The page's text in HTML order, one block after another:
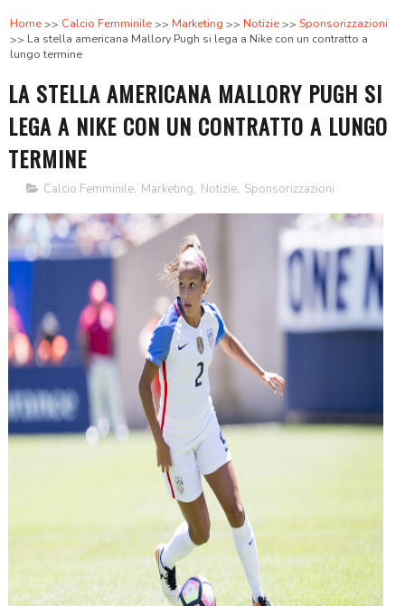
Home Calcio Femminile Marketing Notizie
Sponsorizzazioni
La stella americana Mallory Pugh si lega a Nike con un contratto a
lungo termine
LA STELLA AMERICANA MALLORY PUGH SI
LEGA A NIKE CON UN CONTRATTO A LUNGO
TERMINE
Calcio Femminile, Marketing, Notizie, Sponsorizzazioni